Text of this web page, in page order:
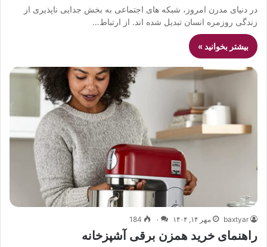
در دنیای مدرن امروز، شبکه های اجتماعی به بخش جدایی ناپذیری از
زندگی روزمره انسان تبدیل شده اند. از ارتباط…
بیشتر بخوانید »
baxtyar مهر ۱۴, ۱۴۰۴ ۰ 184
راهنمای خرید همزن برقی آشپزخانه